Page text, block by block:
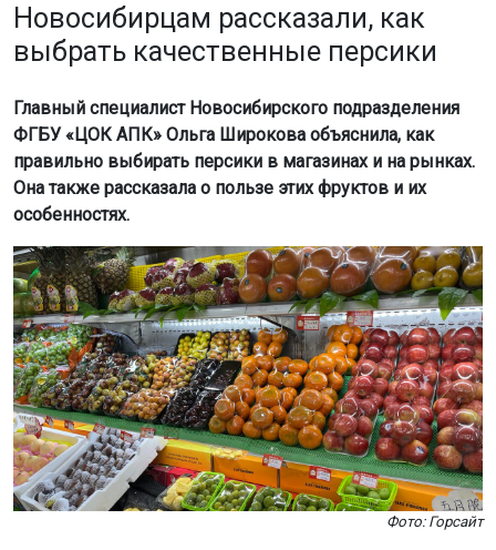
Новосибирцам рассказали, как
выбрать качественные персики
Главный специалист Новосибирского подразделения
ФГБУ «ЦОК АПК» Ольга Широкова объяснила, как
правильно выбирать персики в магазинах и на рынках.
Она также рассказала о пользе этих фруктов и их
особенностях.
Фото: Горсайт